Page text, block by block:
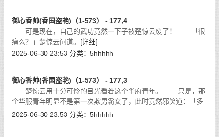
御心香帅(香国盗艳)（1-573） - 177,4
可是现在，自己的武功竟然一下子被楚惊云废了！ 「很
痛么？」楚惊云问道。 [详细]
2025-06-30 23:53 分类： 5hhhhh
御心香帅(香国盗艳)（1-573） - 177,3
楚惊云用十分可怜的目光看着这个华府青年。 只是，那
个华服青年明显不是第一次欺男霸女了，此时竟然邪笑道：「多
么有味道的妞啊，少爷我对你更加有兴趣了！你们，去给我将她
2025-06-30 23:53 分类： 5hhhhh